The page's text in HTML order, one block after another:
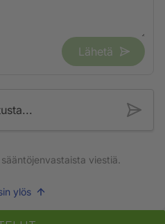
Lähetä
sääntöjenvastaista viestiä.
ylös